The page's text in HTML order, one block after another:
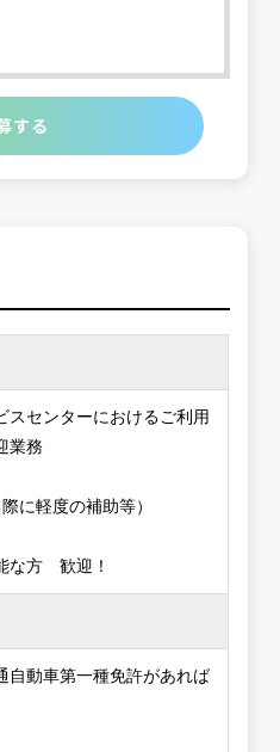
する
スセンターにおけるご利用
業務
に軽度の補助等）
な方 歓迎！
動車第一種免許があれば